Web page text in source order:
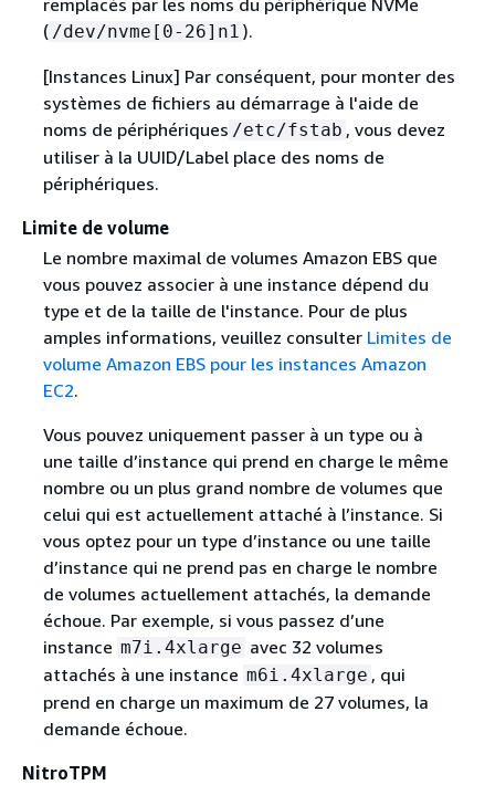
( /dev/nvme[0-26]n1 ).
[Instances Linux] Par conséquent, pour monter des
systèmes de fichiers au démarrage à l'aide de
noms de périphériques /etc/fstab , vous devez
utiliser à la UUID/Label place des noms de
périphériques.
Limite de volume
Le nombre maximal de volumes Amazon EBS que
vous pouvez associer à une instance dépend du
type et de la taille de l'instance. Pour de plus
amples informations, veuillez consulter Limites de
volume Amazon EBS pour les instances Amazon
EC2.
Vous pouvez uniquement passer à un type ou à
une taille d’instance qui prend en charge le même
nombre ou un plus grand nombre de volumes que
celui qui est actuellement attaché à l’instance. Si
vous optez pour un type d’instance ou une taille
d’instance qui ne prend pas en charge le nombre
de volumes actuellement attachés, la demande
échoue. Par exemple, si vous passez d’une
instance m7i.4xlarge avec 32 volumes
attachés à une instance m6i.4xlarge , qui
prend en charge un maximum de 27 volumes, la
demande échoue.
NitroTPM